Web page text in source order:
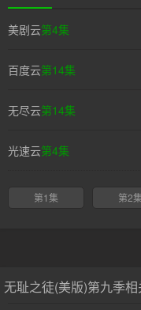
美剧云第4集
百度云第14集
无尽云第14集
光速云第4集
第1集 第2集
无耻之徒(美版)第九季